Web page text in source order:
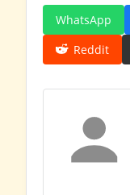
WhatsApp
Reddit